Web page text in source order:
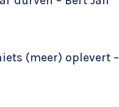
(meer) oplevert –